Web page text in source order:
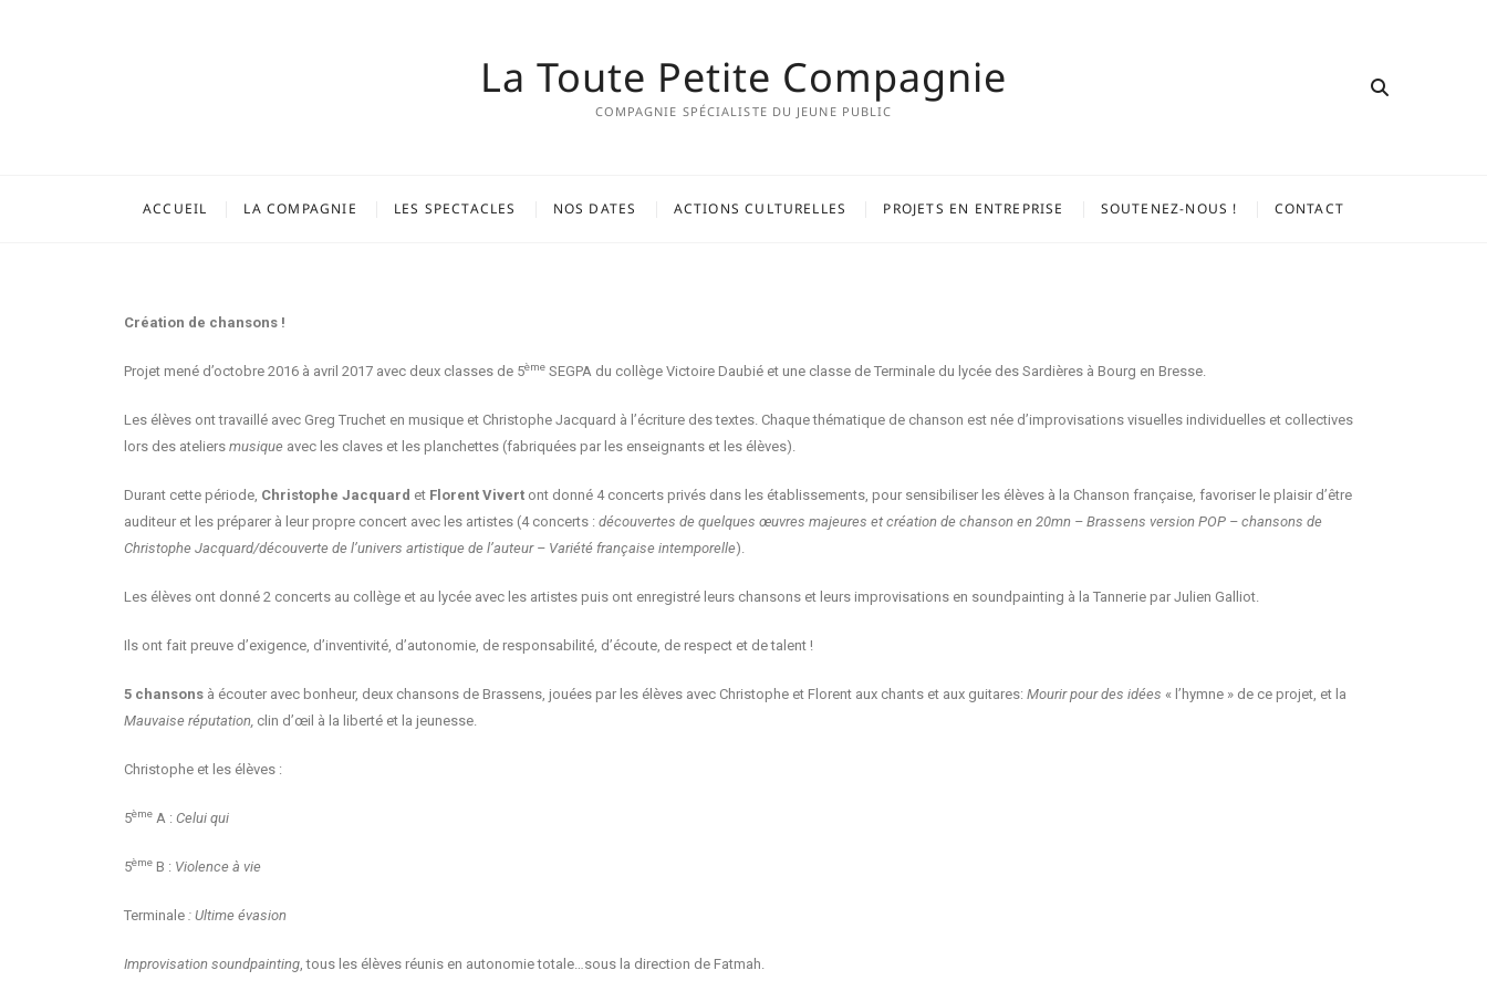
La Toute Petite Compagnie
COMPAGNIE SPÉCIALISTE DU JEUNE PUBLIC
ACCUEIL LA COMPAGNIE LES SPECTACLES NOS DATES ACTIONS CULTURELLES PROJETS EN ENTREPRISE SOUTENEZ-NOUS ! CONTACT
Création de chansons !
Projet mené d’octobre 2016 à avril 2017 avec deux classes de 5ème SEGPA du collège Victoire Daubié et une classe de Terminale du lycée des Sardières à Bourg en Bresse.
Les élèves ont travaillé avec Greg Truchet en musique et Christophe Jacquard à l’écriture des textes. Chaque thématique de chanson est née d’improvisations visuelles individuelles et collectives
lors des ateliers musique avec les claves et les planchettes (fabriquées par les enseignants et les élèves).
Durant cette période, Christophe Jacquard et Florent Vivert ont donné 4 concerts privés dans les établissements, pour sensibiliser les élèves à la Chanson française, favoriser le plaisir d’être
auditeur et les préparer à leur propre concert avec les artistes (4 concerts : découvertes de quelques œuvres majeures et création de chanson en 20mn – Brassens version POP – chansons de
Christophe Jacquard/découverte de l’univers artistique de l’auteur – Variété française intemporelle).
Les élèves ont donné 2 concerts au collège et au lycée avec les artistes puis ont enregistré leurs chansons et leurs improvisations en soundpainting à la Tannerie par Julien Galliot.
Ils ont fait preuve d’exigence, d’inventivité, d’autonomie, de responsabilité, d’écoute, de respect et de talent !
5 chansons à écouter avec bonheur, deux chansons de Brassens, jouées par les élèves avec Christophe et Florent aux chants et aux guitares: Mourir pour des idées « l’hymne » de ce projet, et la
Mauvaise réputation, clin d’œil à la liberté et la jeunesse.
Christophe et les élèves :
5ème A : Celui qui
5ème B : Violence à vie
Terminale : Ultime évasion
Improvisation soundpainting, tous les élèves réunis en autonomie totale…sous la direction de Fatmah.